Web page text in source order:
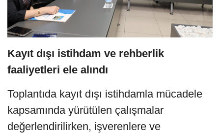
Kayıt dışı istihdam ve rehberlik
faaliyetleri ele alındı
Toplantıda kayıt dışı istihdamla mücadele
kapsamında yürütülen çalışmalar
değerlendirilirken, işverenlere ve